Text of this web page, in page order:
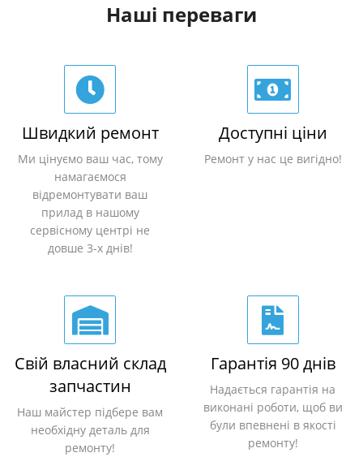
Наші переваги
Швидкий ремонт
Ми цінуємо ваш час, тому
намагаємося
відремонтувати ваш
прилад в нашому
сервісному центрі не
довше 3-х днів!
Доступні ціни
Ремонт у нас це вигідно!
Свій власний склад
запчастин
Наш майстер підбере вам
необхідну деталь для
ремонту!
Гарантія 90 днів
Надається гарантія на
виконані роботи, щоб ви
були впевнені в якості
ремонту!